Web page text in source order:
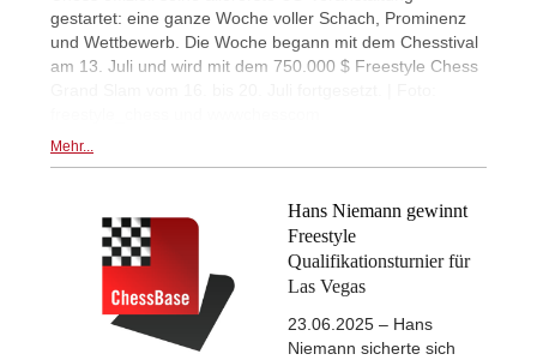
gestartet: eine ganze Woche voller Schach, Prominenz
und Wettbewerb. Die Woche begann mit dem Chesstival
am 13. Juli und wird mit dem 750.000 $ Freestyle Chess
Mehr...
Hans Niemann gewinnt
Freestyle
Qualifikationsturnier für
Las Vegas
23.06.2025 – Hans
Niemann sicherte sich